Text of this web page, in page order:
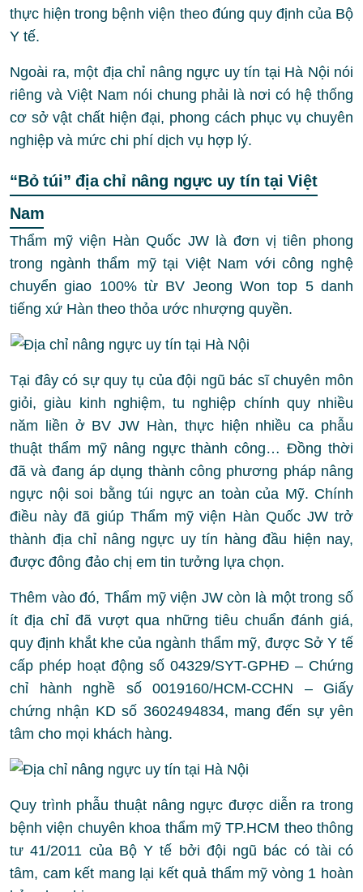
thực hiện trong bệnh viện theo đúng quy định của Bộ
Y tế.
Ngoài ra, một địa chỉ nâng ngực uy tín tại Hà Nội nói
riêng và Việt Nam nói chung phải là nơi có hệ thống
cơ sở vật chất hiện đại, phong cách phục vụ chuyên
nghiệp và mức chi phí dịch vụ hợp lý.
“Bỏ túi” địa chỉ nâng ngực uy tín tại Việt
Nam
Thẩm mỹ viện Hàn Quốc JW là đơn vị tiên phong
trong ngành thẩm mỹ tại Việt Nam với công nghệ
chuyển giao 100% từ BV Jeong Won top 5 danh
tiếng xứ Hàn theo thỏa ước nhượng quyền.
Tại đây có sự quy tụ của đội ngũ bác sĩ chuyên môn
giỏi, giàu kinh nghiệm, tu nghiệp chính quy nhiều
năm liền ở BV JW Hàn, thực hiện nhiều ca phẫu
thuật thẩm mỹ nâng ngực thành công… Đồng thời
đã và đang áp dụng thành công phương pháp nâng
ngực nội soi bằng túi ngực an toàn của Mỹ. Chính
điều này đã giúp Thẩm mỹ viện Hàn Quốc JW trở
thành địa chỉ nâng ngực uy tín hàng đầu hiện nay,
được đông đảo chị em tin tưởng lựa chọn.
Thêm vào đó, Thẩm mỹ viện JW còn là một trong số
ít địa chỉ đã vượt qua những tiêu chuẩn đánh giá,
quy định khắt khe của ngành thẩm mỹ, được Sở Y tế
cấp phép hoạt động số 04329/SYT-GPHĐ – Chứng
chỉ hành nghề số 0019160/HCM-CCHN – Giấy
chứng nhận KD số 3602494834, mang đến sự yên
tâm cho mọi khách hàng.
Quy trình phẫu thuật nâng ngực được diễn ra trong
bệnh viện chuyên khoa thẩm mỹ TP.HCM theo thông
tư 41/2011 của Bộ Y tế bởi đội ngũ bác có tài có
tâm, cam kết mang lại kết quả thẩm mỹ vòng 1 hoàn